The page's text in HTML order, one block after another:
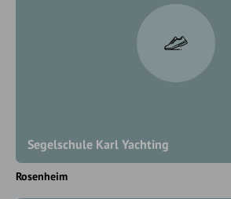
Segelschule Karl Yachting
Rosenheim